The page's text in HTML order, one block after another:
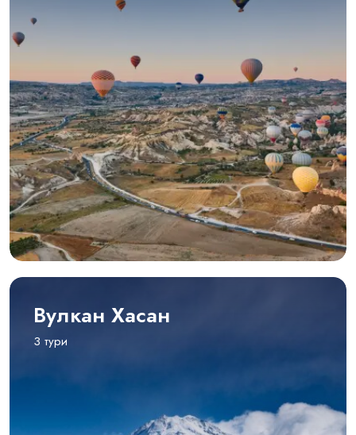
Вулкан Хасан
3 тури